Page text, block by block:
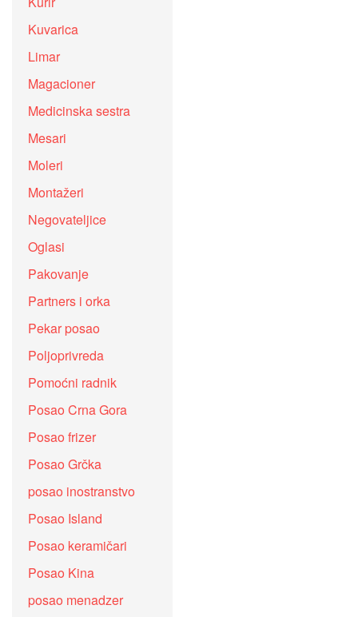
Kuvarica
Limar
Magacioner
Medicinska sestra
Mesari
Moleri
Montažeri
Negovateljice
Oglasi
Pakovanje
Partners i orka
Pekar posao
Poljoprivreda
Pomoćni radnik
Posao Crna Gora
Posao frizer
Posao Grčka
posao inostranstvo
Posao Island
Posao keramičari
Posao Kina
posao menadzer